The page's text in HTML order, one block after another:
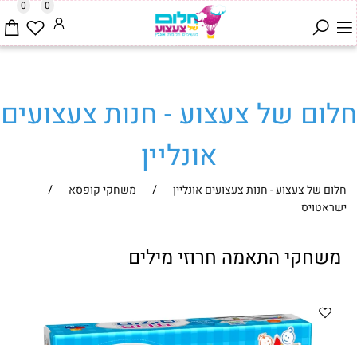
0 0
חלום של צעצוע - חנות צעצועים
אונליין
חלום של צעצוע - חנות צעצועים אונליין / משחקי קופסא /
ישראטויס
משחקי התאמה חרוזי מילים